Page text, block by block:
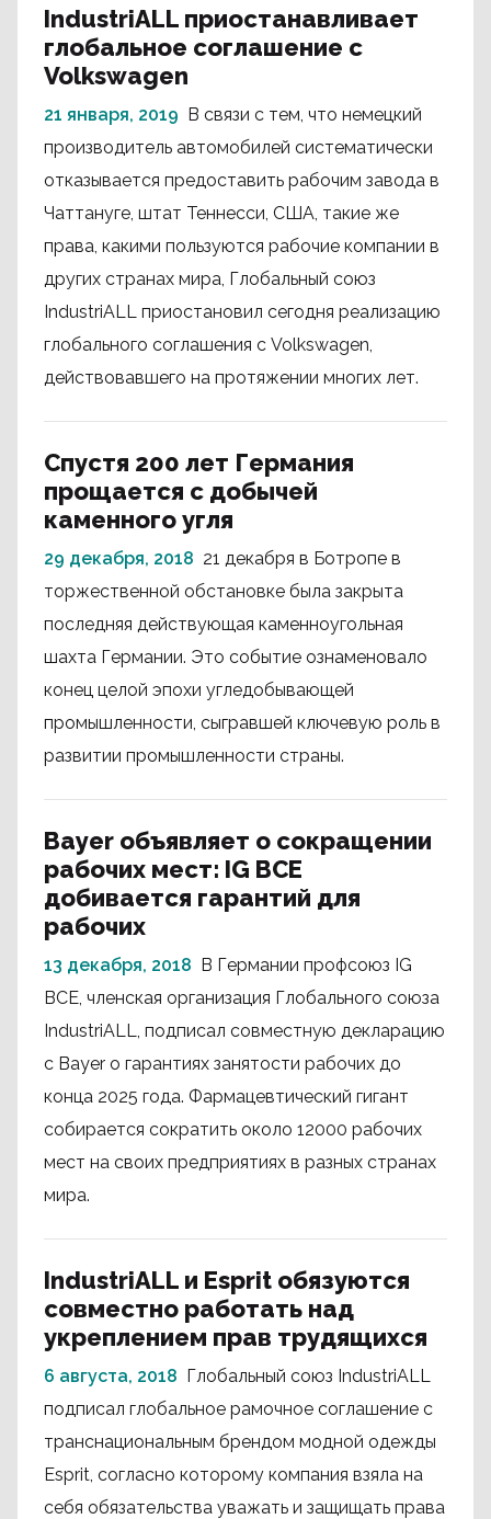
IndustriALL приостанавливает
глобальное соглашение с
Volkswagen
21 января, 2019 В связи с тем, что немецкий
производитель автомобилей систематически
отказывается предоставить рабочим завода в
Чаттануге, штат Теннесси, США, такие же
права, какими пользуются рабочие компании в
других странах мира, Глобальный союз
IndustriALL приостановил сегодня реализацию
глобального соглашения с Volkswagen,
действовавшего на протяжении многих лет.
Спустя 200 лет Германия
прощается с добычей
каменного угля
29 декабря, 2018 21 декабря в Ботропе в
торжественной обстановке была закрыта
последняя действующая каменноугольная
шахта Германии. Это событие ознаменовало
конец целой эпохи угледобывающей
промышленности, сыгравшей ключевую роль в
развитии промышленности страны.
Bayer объявляет о сокращении
рабочих мест: IG BCE
добивается гарантий для
рабочих
13 декабря, 2018 В Германии профсоюз IG
BCE, членская организация Глобального союза
IndustriALL, подписал совместную декларацию
с Bayer о гарантиях занятости рабочих до
конца 2025 года. Фармацевтический гигант
собирается сократить около 12000 рабочих
мест на своих предприятиях в разных странах
мира.
IndustriALL и Esprit обязуются
совместно работать над
укреплением прав трудящихся
6 августа, 2018 Глобальный союз IndustriALL
подписал глобальное рамочное соглашение с
транснациональным брендом модной одежды
Esprit, согласно которому компания взяла на
себя обязательства уважать и защищать права